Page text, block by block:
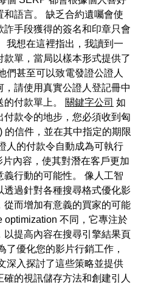
語言。 缺乏合約遺囑會使
手段獲得的簽名和印章只會
我想在這裡指出，我讀到一
單，當局以樣本形式提供了
們甚至可以致電發證公證人
請使用真實公證人登記冊中
付款單上。 關鍵字公司 如
款令的地步，您必須收到匈
的信件，並在其中指定的期限
人的付款令自動成為可執行
內容，使其對潛在客戶更加
行動的可能性。 像人工智
過針對各種搜尋格式優化影
從而增加有意義的買家的可能
optimization 不同，它專注於
提高內容在搜尋引擎結果頁
了優化您的影片行銷工作，
深入探討了這些策略並提供
的視訊儲存方法和創建引人